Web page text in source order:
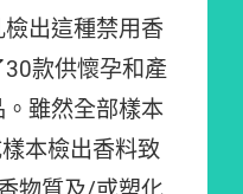
出這種禁用香
款供懷孕和產
雖然全部樣本
本檢出香料致